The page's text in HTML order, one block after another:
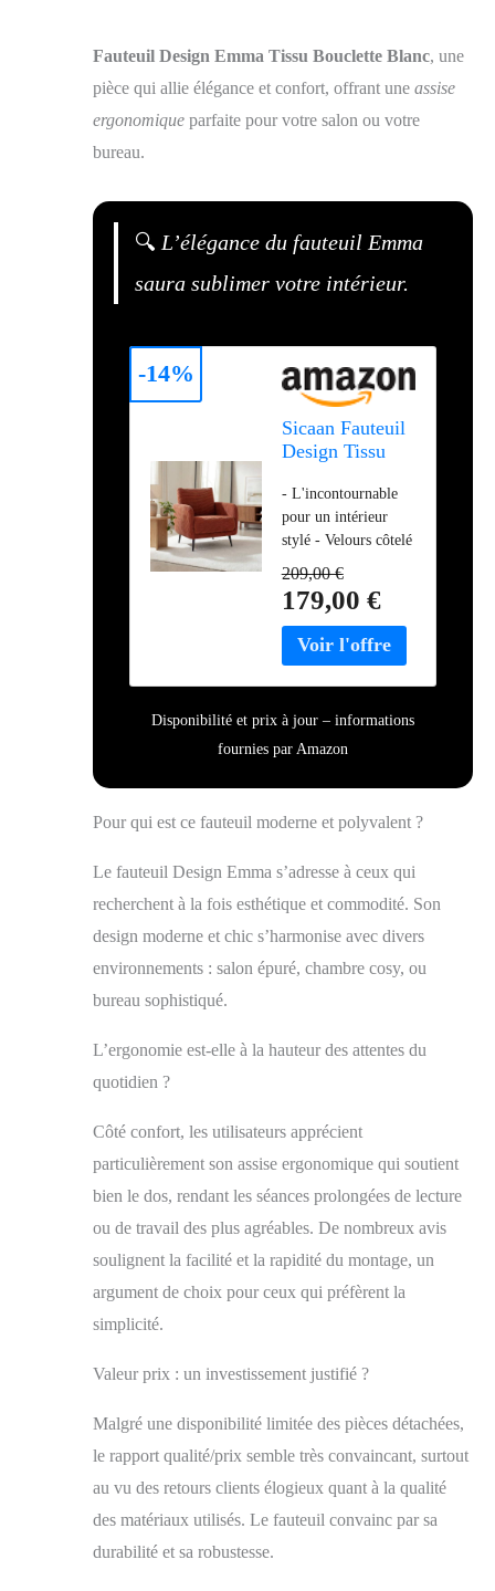
Fauteuil Design Emma Tissu Bouclette Blanc, une
pièce qui allie élégance et confort, offrant une assise
ergonomique parfaite pour votre salon ou votre
bureau.
🔍 L’élégance du fauteuil Emma
saura sublimer votre intérieur.
Sicaan Fauteuil
Design Tissu
Terracotta -
Emma
- L'incontournable
pour un intérieur
stylé - Velours côtelé
tout en douceur -
Couleur terracotta
chaleureuse - Produit
livré en kit
209,00 €
179,00 €
-14%
Disponibilité et prix à jour – informations
fournies par Amazon
Pour qui est ce fauteuil moderne et polyvalent ?
Le fauteuil Design Emma s’adresse à ceux qui
recherchent à la fois esthétique et commodité. Son
design moderne et chic s’harmonise avec divers
environnements : salon épuré, chambre cosy, ou
bureau sophistiqué.
L’ergonomie est-elle à la hauteur des attentes du
quotidien ?
Côté confort, les utilisateurs apprécient
particulièrement son assise ergonomique qui soutient
bien le dos, rendant les séances prolongées de lecture
ou de travail des plus agréables. De nombreux avis
soulignent la facilité et la rapidité du montage, un
argument de choix pour ceux qui préfèrent la
simplicité.
Valeur prix : un investissement justifié ?
Malgré une disponibilité limitée des pièces détachées,
le rapport qualité/prix semble très convaincant, surtout
au vu des retours clients élogieux quant à la qualité
des matériaux utilisés. Le fauteuil convainc par sa
durabilité et sa robustesse.